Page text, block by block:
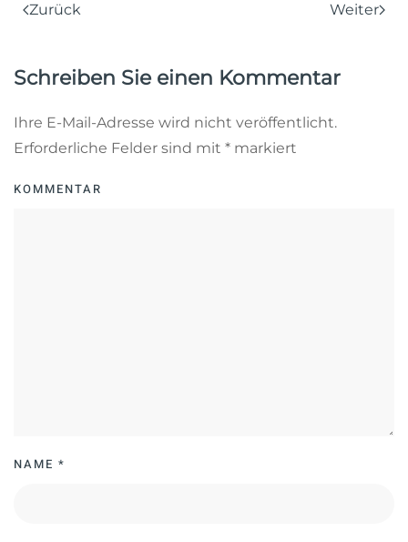
Zurück Weiter
Schreiben Sie einen Kommentar
Ihre E-Mail-Adresse wird nicht veröffentlicht.
Erforderliche Felder sind mit * markiert
KOMMENTAR
NAME *